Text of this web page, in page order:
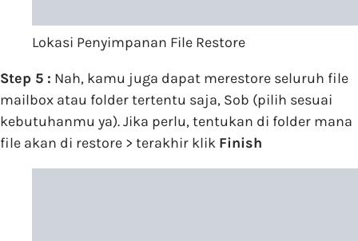
Lokasi Penyimpanan File Restore
Step 5 : Nah, kamu juga dapat merestore seluruh file
mailbox atau folder tertentu saja, Sob (pilih sesuai
kebutuhanmu ya). Jika perlu, tentukan di folder mana
file akan di restore > terakhir klik Finish